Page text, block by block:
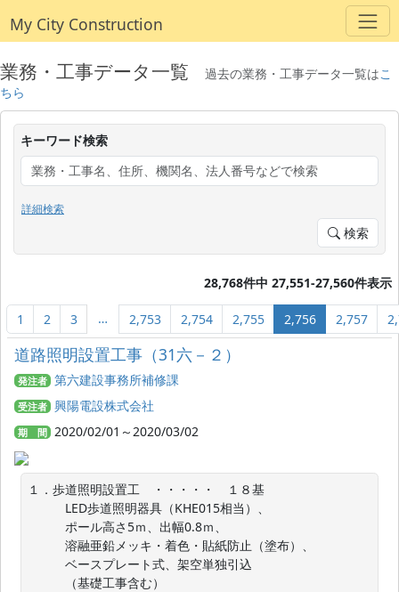
My City Construction
業務・工事データ一覧 過去の業務・工事データ一覧はこ
ちら
キーワード検索
詳細検索
検索
28,768件中 27,551-27,560件表示
1 2 3 … 2,753 2,754 2,755 2,756 2,757
道路照明設置工事（31六－２）
発注者 第六建設事務所補修課
受注者 興陽電設株式会社
期 間 2020/02/01～2020/03/02
１．歩道照明設置工　・・・・・　１８基
LED歩道照明器具（KHE015相当）、
ポール高さ5ｍ、出幅0.8ｍ、
溶融亜鉛メッキ・着色・貼紙防止（塗布）、
ベースプレート式、架空単独引込
（基礎工事含む）